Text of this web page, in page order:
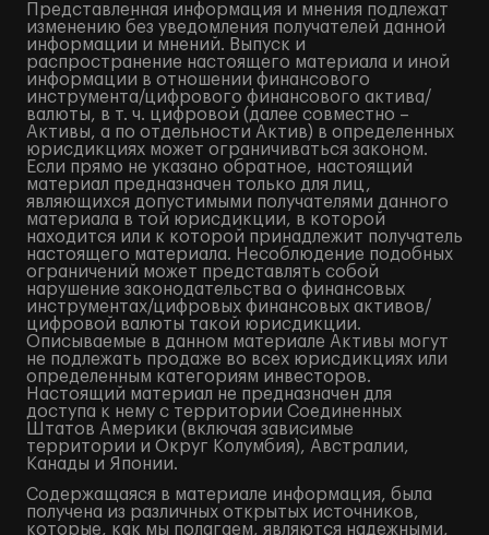
Представленная информация и мнения подлежат
изменению без уведомления получателей данной
информации и мнений. Выпуск и
распространение настоящего материала и иной
информации в отношении финансового
инструмента/цифрового финансового актива/
валюты, в т. ч. цифровой (далее совместно –
Активы, а по отдельности Актив) в определенных
юрисдикциях может ограничиваться законом.
Если прямо не указано обратное, настоящий
материал предназначен только для лиц,
являющихся допустимыми получателями данного
материала в той юрисдикции, в которой
находится или к которой принадлежит получатель
настоящего материала. Несоблюдение подобных
ограничений может представлять собой
нарушение законодательства о финансовых
инструментах/цифровых финансовых активов/
цифровой валюты такой юрисдикции.
Описываемые в данном материале Активы могут
не подлежать продаже во всех юрисдикциях или
определенным категориям инвесторов.
Настоящий материал не предназначен для
доступа к нему с территории Соединенных
Штатов Америки (включая зависимые
территории и Округ Колумбия), Австралии,
Канады и Японии.
Содержащаяся в материале информация, была
получена из различных открытых источников,
которые, как мы полагаем, являются надежными,